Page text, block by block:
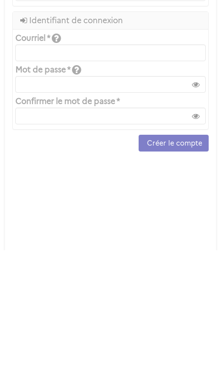
Identifiant de connexion
Courriel *
Mot de passe *
Confirmer le mot de passe *
Créer le compte